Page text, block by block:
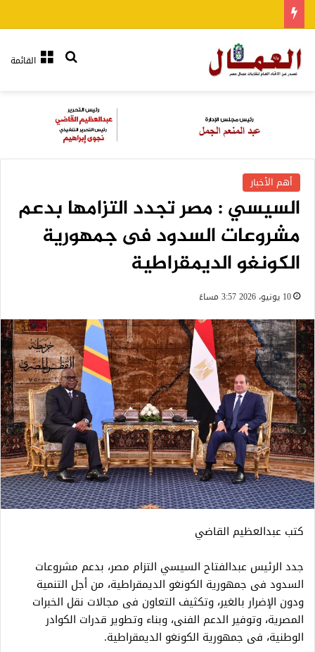
القائمةبحث عن
أهم الأخبار
السيسي : مصر تجدد التزامها بدعم
مشروعات السدود فى جمهورية
الكونغو الديمقراطية
10 يونيو، 2026 3:57 مساءً
كتب عبدالعظيم القاضي
جدد الرئيس عبدالفتاح السيسي التزام مصر، بدعم مشروعات
السدود فى جمهورية الكونغو الديمقراطية، من أجل التنمية
ودون الإضرار بالغير، وتكثيف التعاون فى مجالات نقل الخبرات
المصرية، وتوفير الدعم الفنى، وبناء وتطوير قدرات الكوادر
الوطنية، فى جمهورية الكونغو الديمقراطية.